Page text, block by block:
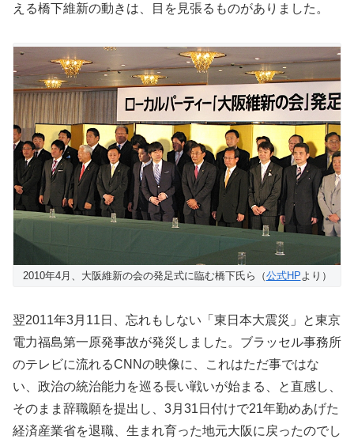
える橋下維新の動きは、目を見張るものがありました。
2010年4月、大阪維新の会の発足式に臨む橋下氏ら（公式HP より）
翌2011年3月11日、忘れもしない「東日本大震災」と東京
電力福島第一原発事故が発災しました。ブラッセル事務所
のテレビに流れるCNNの映像に、これはただ事ではな
い、政治の統治能力を巡る長い戦いが始まる、と直感し、
そのまま辞職願を提出し、3月31日付けで21年勤めあげた
経済産業省を退職、生まれ育った地元大阪に戻ったのでし